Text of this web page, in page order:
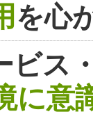
を心
ビス
に意